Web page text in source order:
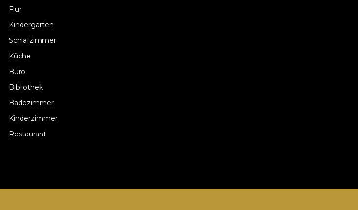
Flur
Kindergarten
Schlafzimmer
Küche
Büro
Bibliothek
Badezimmer
Kinderzimmer
Restaurant